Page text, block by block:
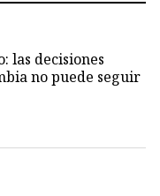
las decisiones
no puede seguir